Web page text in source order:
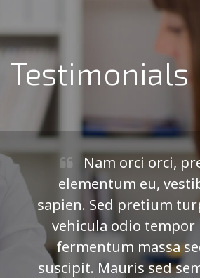
Testimonials
Nam orci orci,
elementum eu,
sapien. Sed pretium
vehicula odio tempor
fermentum massa
suscipit. Mauris sed